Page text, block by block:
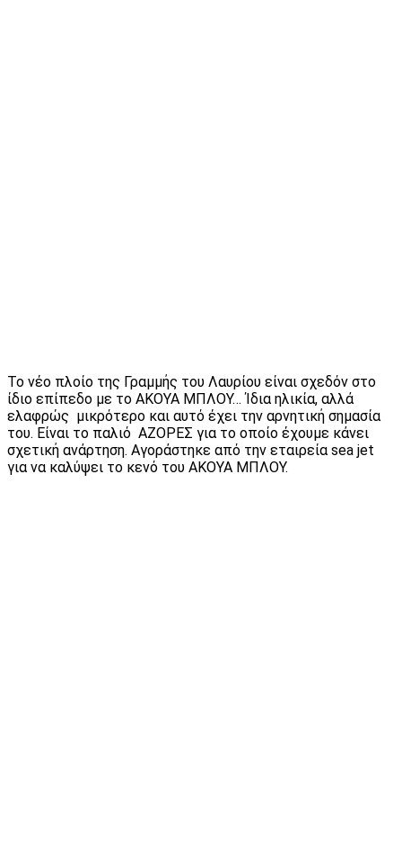
Το νέο πλοίο της Γραμμής του Λαυρίου είναι σχεδόν στο
ίδιο επίπεδο με το ΑΚΟΥΑ ΜΠΛΟΥ… Ίδια ηλικία, αλλά
ελαφρώς μικρότερο και αυτό έχει την αρνητική σημασία
του. Είναι το παλιό ΑΖΟΡΕΣ για το οποίο έχουμε κάνει
σχετική ανάρτηση. Αγοράστηκε από την εταιρεία sea jet
για να καλύψει το κενό του ΑΚΟΥΑ ΜΠΛΟΥ.